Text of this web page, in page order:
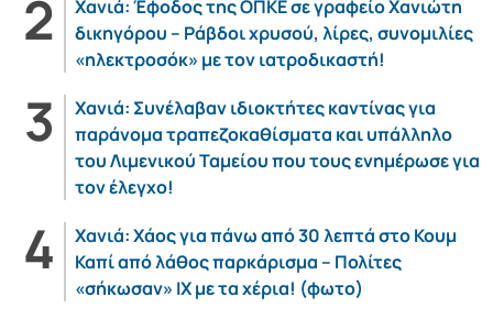
Χανιά: Έφοδος της ΟΠΚΕ σε γραφείο Χανιώτη
δικηγόρου – Ράβδοι χρυσού, λίρες, συνομιλίες
«ηλεκτροσόκ» με τον ιατροδικαστή!
Χανιά: Συνέλαβαν ιδιοκτήτες καντίνας για
παράνομα τραπεζοκαθίσματα και υπάλληλο
του Λιμενικού Ταμείου που τους ενημέρωσε για
τον έλεγχο!
Χανιά: Χάος για πάνω από 30 λεπτά στο Κουμ
Καπί από λάθος παρκάρισμα – Πολίτες
«σήκωσαν» ΙΧ με τα χέρια! (φωτο)